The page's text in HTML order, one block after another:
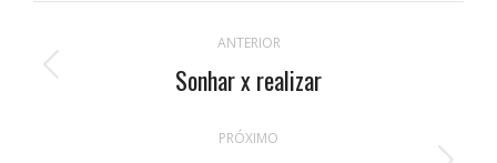
de
ANTERIOR
Publicação
Sonhar x realizar
PRÓXIMO